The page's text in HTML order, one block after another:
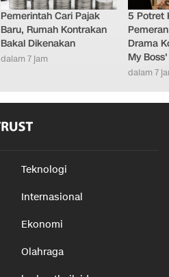
Pemerintah Cari Pajak
Baru, Rumah Kontrakan
Bakal Dikenakan
dalam 7 jam
5 Potret
Drama
My Boss'
dalam 7
Teknologi
Internasional
Ekonomi
Olahraga